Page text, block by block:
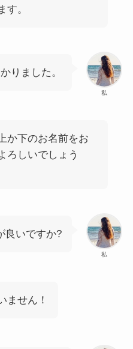
す。
私
りました。
か下のお名前をお
ろしいでしょう
私
良いですか?
ません！